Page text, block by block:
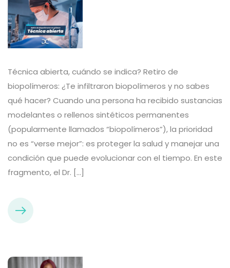
Técnica abierta, cuándo se indica? Retiro de
biopolímeros: ¿Te infiltraron biopolímeros y no sabes
qué hacer? Cuando una persona ha recibido sustancias
modelantes o rellenos sintéticos permanentes
(popularmente llamados “biopolímeros”), la prioridad
no es “verse mejor”: es proteger la salud y manejar una
condición que puede evolucionar con el tiempo. En este
fragmento, el Dr. […]